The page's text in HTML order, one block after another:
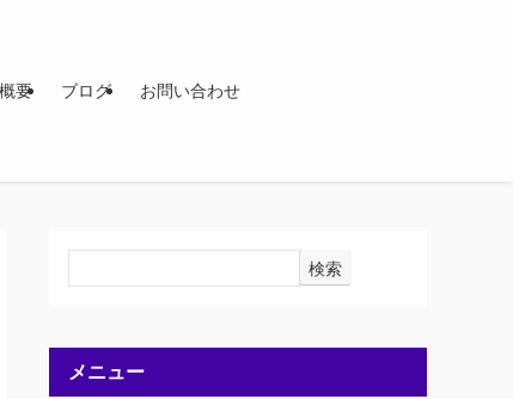
要 ブログ お問い合わせ
検索
メニュー